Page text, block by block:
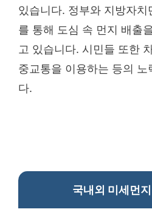
있습니다. 정부와 지방자치
를 통해 도심 속 먼지 배출
고 있습니다. 시민들 또한
중교통을 이용하는 등의 노
다.
국내외 미세먼